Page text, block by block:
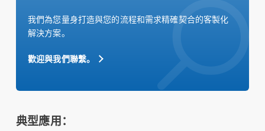
我們為您量身打造與您的流程和需求精確契合的客製化
解決方案。
歡迎與我們聯繫。
典型應用：